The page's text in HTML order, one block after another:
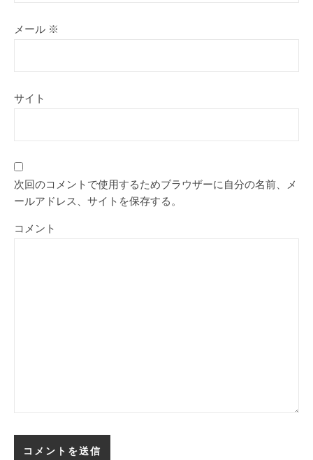
メール ※
サイト
次回のコメントで使用するためブラウザーに自分の名前、メ
ールアドレス、サイトを保存する。
コメント